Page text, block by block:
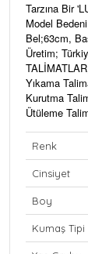
Tarzına Bir
Model
Bel;63cm,
Üretim;
Yıkama
Kurutma
Ütüleme
Renk
Cinsiyet
Boy
Kumaş Tipi